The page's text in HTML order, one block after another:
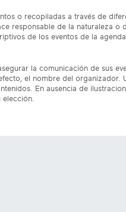
o recopiladas a través de
responsable de la naturaleza o
de los eventos de la
la comunicación de sus
el nombre del organizador.
En ausencia de
elección.